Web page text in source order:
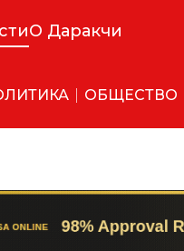
О Даракчи
ОБЩЕСТВО